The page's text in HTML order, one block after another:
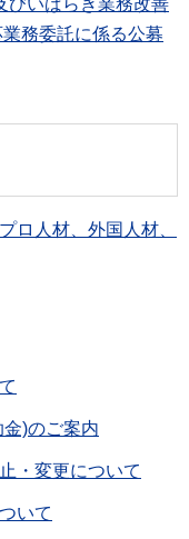
びいばらき業務改善
務委託に係る公募
ロ人材、外国人材、
)のご案内
・変更について
いて